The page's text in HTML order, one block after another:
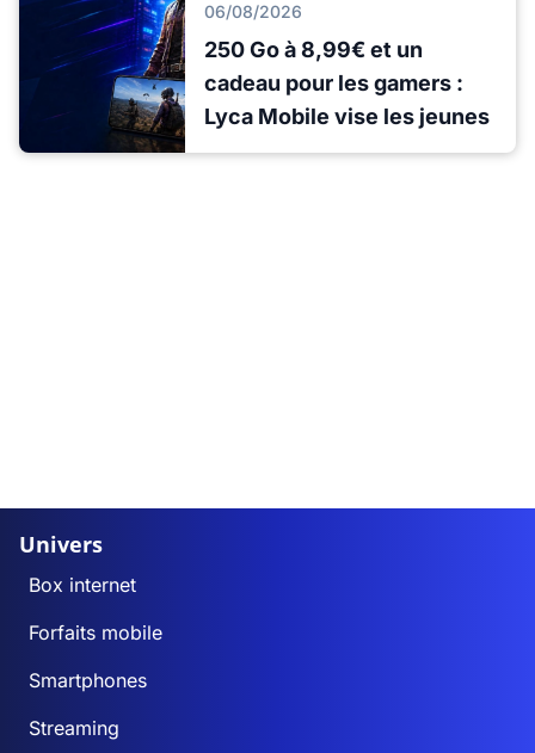
06/08/2026
250 Go à 8,99€ et un
cadeau pour les gamers :
Lyca Mobile vise les jeunes
Univers
Box internet
Forfaits mobile
Smartphones
Streaming